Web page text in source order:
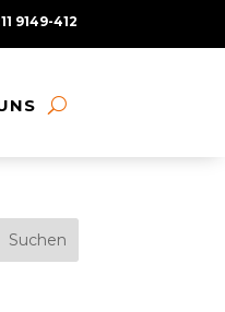
9149-412
Suchen